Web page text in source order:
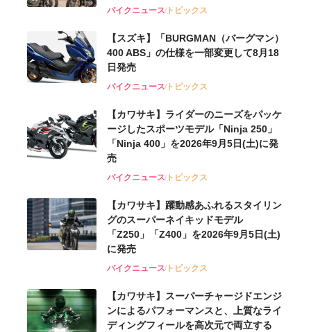
バイクニューストピックス
【スズキ】「BURGMAN（バーグマン）
400 ABS」の仕様を一部変更して8月18
日発売
バイクニューストピックス
【カワサキ】ライダーのニーズをパッケ
ージしたスポーツモデル「Ninja 250」
「Ninja 400」を2026年9月5日(土)に発
売
バイクニューストピックス
【カワサキ】躍動感あふれるスタイリン
グのスーパーネイキッドモデル
「Z250」「Z400」を2026年9月5日(土)
に発売
バイクニューストピックス
【カワサキ】スーパーチャージドエンジ
ンによるパフォーマンスと、上質なライ
ディングフィールを高次元で両立する